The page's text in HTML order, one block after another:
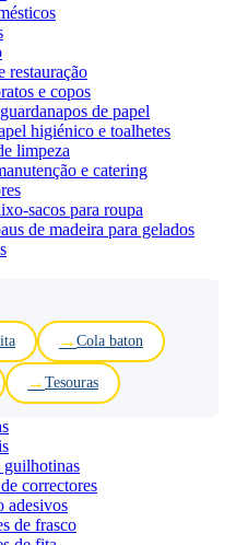
restauração
e copos
de papel
higiénico e toalhetes
limpeza
e catering
sacos para roupa
de madeira para gelados
Cola baton
Tesouras
guilhotinas
correctores
adesivos
de frasco